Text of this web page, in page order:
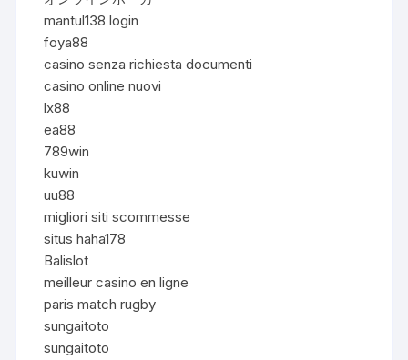
mantul138 login
foya88
casino senza richiesta documenti
casino online nuovi
lx88
ea88
789win
kuwin
uu88
migliori siti scommesse
situs haha178
Balislot
meilleur casino en ligne
paris match rugby
sungaitoto
sungaitoto